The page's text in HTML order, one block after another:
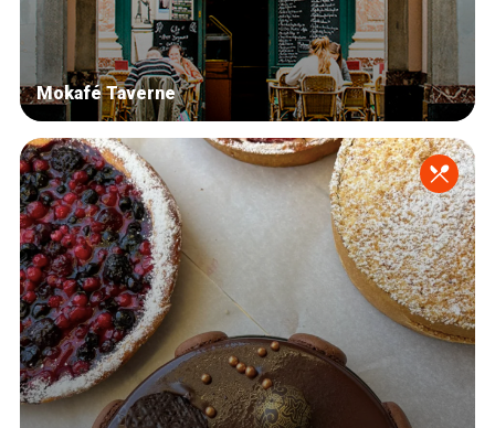
Mokafé Taverne